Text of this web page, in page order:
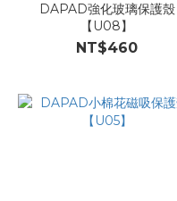
DAPAD強化玻璃保護殼
【U08】
NT$460